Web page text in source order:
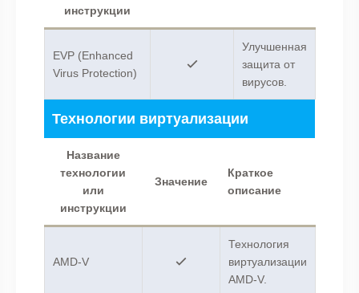
инструкции
EVP (Enhanced
Virus Protection)
Улучшенная
защита от
вирусов.
Технологии виртуализации
Название
технологии
или
инструкции
Значение
Краткое
описание
AMD-V
Технология
виртуализации
AMD-V.